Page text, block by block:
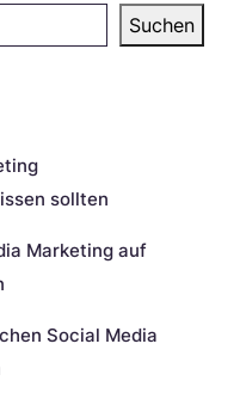
Suchen
sollten
Marketing auf
Social Media